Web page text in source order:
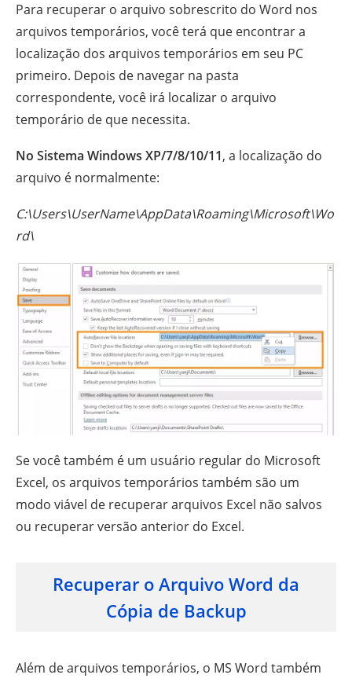
Para recuperar o arquivo sobrescrito do Word nos
arquivos temporários, você terá que encontrar a
localização dos arquivos temporários em seu PC
primeiro. Depois de navegar na pasta
correspondente, você irá localizar o arquivo
temporário de que necessita.
No Sistema Windows XP/7/8/10/11, a localização do
arquivo é normalmente:
C:\Users\UserName\AppData\Roaming\Microsoft\Wo
rd\
Se você também é um usuário regular do Microsoft
Excel, os arquivos temporários também são um
modo viável de recuperar arquivos Excel não salvos
ou recuperar versão anterior do Excel.
Recuperar o Arquivo Word da
Cópia de Backup
Além de arquivos temporários, o MS Word também